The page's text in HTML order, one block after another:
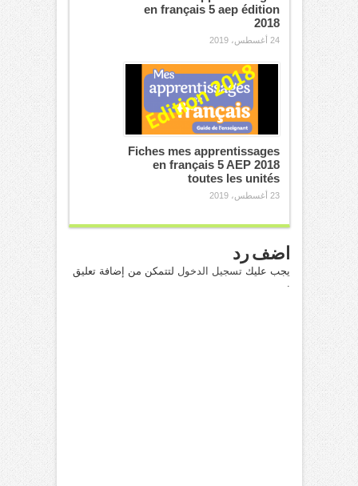
en français 5 aep édition
2018
24 أغسطس، 2019
Fiches mes apprentissages
en français 5 AEP 2018
toutes les unités
23 أغسطس، 2019
اضف رد
يجب عليكتسجيل الدخول لتتمكن من إضافة تعليق
.